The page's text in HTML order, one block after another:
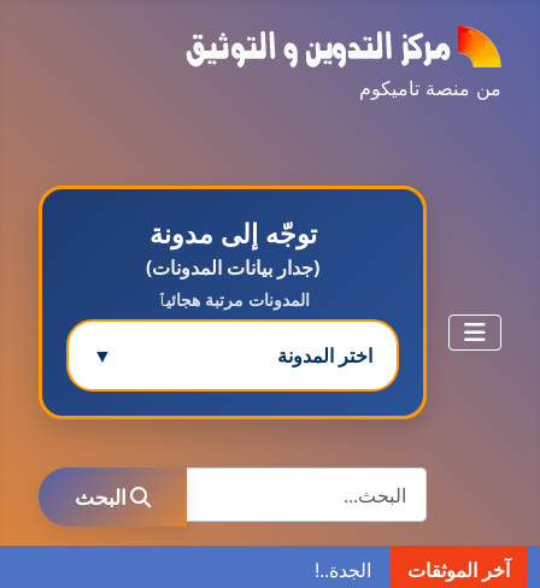
من منصة تاميكوم
توجّه إلى مدونة
(جدار بيانات المدونات)
المدونات مرتبة هجائيٱ
اختر المدونة ▼
مدونة ابراهيم البراعم
عاملة
البحث
البحث
آخر الموثقات